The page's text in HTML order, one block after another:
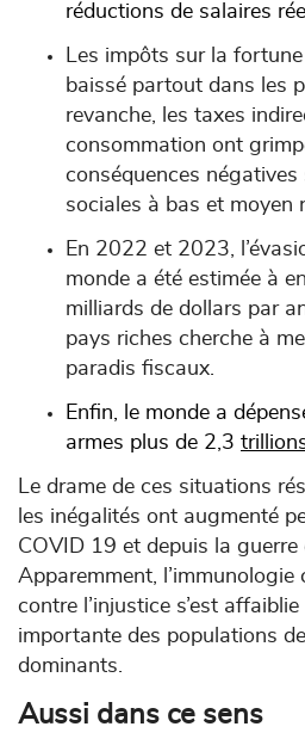
réductions de salaires
Les impôts sur la
baissé partout dans les
revanche, les taxes
consommation ont
conséquences
sociales à bas et moyen
En 2022 et 2023,
monde a été estimée à
milliards de dollars par
pays riches cherche à
paradis fiscaux.
Enfin, le monde a
armes plus de 2,3
Le drame de ces situations
les inégalités ont augmenté
COVID 19 et depuis la guerre
Apparemment, l’immunologie
contre l’injustice s’est
importante des populations
dominants.
Aussi dans ce sens